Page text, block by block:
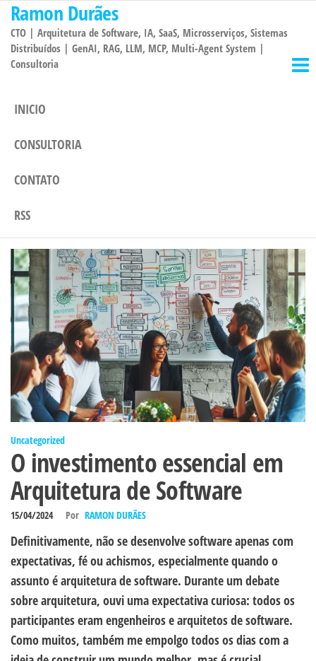
Pular
para
conteúdo
Ramon Durães
CTO | Arquitetura de Software, IA, SaaS, Microsserviços, Sistemas
Distribuídos | GenAI, RAG, LLM, MCP, Multi-Agent System |
Consultoria
INICIO
CONSULTORIA
CONTATO
RSS
Uncategorized
O investimento essencial em
Arquitetura de Software
15/04/2024 Por RAMON DURÃES
Definitivamente, não se desenvolve software apenas com
expectativas, fé ou achismos, especialmente quando o
assunto é arquitetura de software. Durante um debate
sobre arquitetura, ouvi uma expectativa curiosa: todos os
participantes eram engenheiros e arquitetos de software.
Como muitos, também me empolgo todos os dias com a